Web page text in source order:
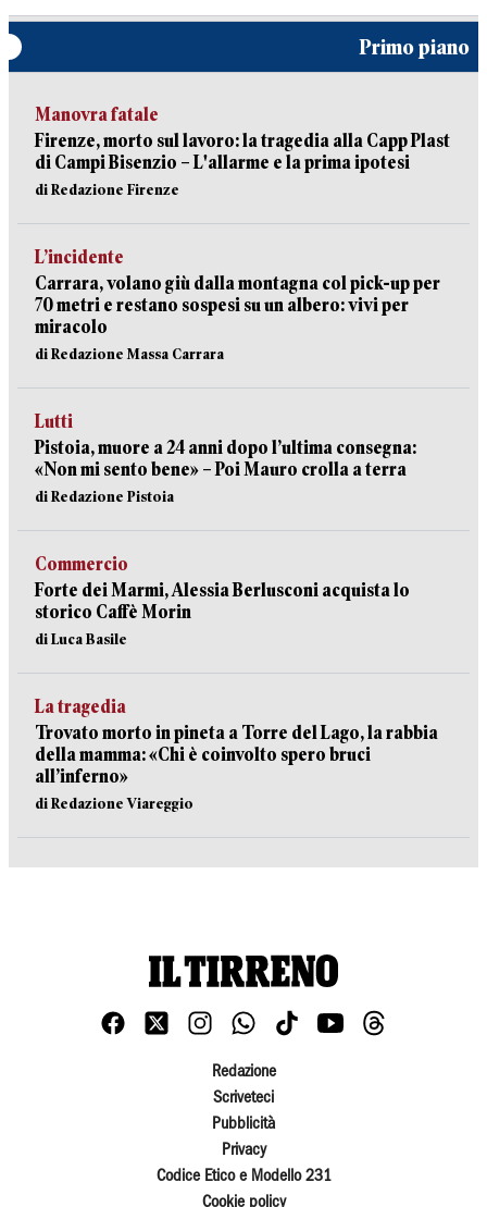
Primo piano
Manovra fatale
Firenze, morto sul lavoro: la tragedia alla Capp Plast
di Campi Bisenzio – L'allarme e la prima ipotesi
di Redazione Firenze
L’incidente
Carrara, volano giù dalla montagna col pick-up per
70 metri e restano sospesi su un albero: vivi per
miracolo
di Redazione Massa Carrara
Lutti
Pistoia, muore a 24 anni dopo l’ultima consegna:
«Non mi sento bene» – Poi Mauro crolla a terra
di Redazione Pistoia
Commercio
Forte dei Marmi, Alessia Berlusconi acquista lo
storico Caffè Morin
di Luca Basile
La tragedia
Trovato morto in pineta a Torre del Lago, la rabbia
della mamma: «Chi è coinvolto spero bruci
all’inferno»
di Redazione Viareggio
Redazione
Scriveteci
Pubblicità
Privacy
Codice Etico e Modello 231
Cookie policy